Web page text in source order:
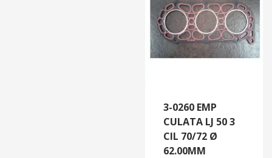
3-0260 EMP
CULATA LJ 50 3
CIL 70/72 Ø
62.00MM